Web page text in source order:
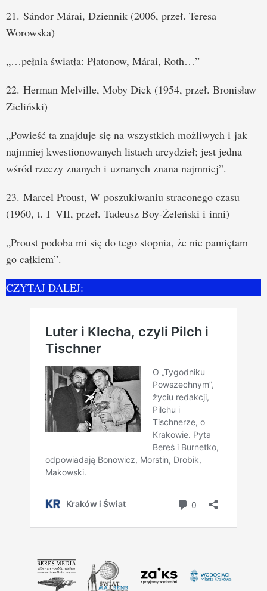
21. Sándor Márai, Dziennik (2006, przeł. Teresa
Worowska)
„…pełnia światła: Płatonow, Márai, Roth…”
22. Herman Melville, Moby Dick (1954, przeł. Bronisław
Zieliński)
„Powieść ta znajduje się na wszystkich możliwych i jak
najmniej kwestionowanych listach arcydzieł; jest jedna
wśród rzeczy znanych i uznanych znana najmniej”.
23. Marcel Proust, W poszukiwaniu straconego czasu
(1960, t. I–VII, przeł. Tadeusz Boy-Żeleński i inni)
„Proust podoba mi się do tego stopnia, że nie pamiętam
go całkiem”.
CZYTAJ DALEJ: